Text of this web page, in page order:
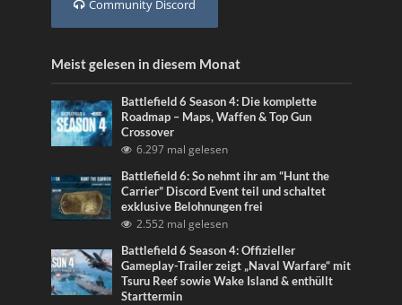
Community Discord
Meist gelesen in diesem Monat
Battlefield 6 Season 4: Die komplette
Roadmap – Maps, Waffen & Top Gun
Crossover
6.297 mal gelesen
Battlefield 6: So nehmt ihr am “Hunt the
Carrier” Discord Event teil und schaltet
exklusive Belohnungen frei
2.552 mal gelesen
Battlefield 6 Season 4: Offizieller
Gameplay-Trailer zeigt „Naval Warfare“ mit
Tsuru Reef sowie Wake Island & enthüllt
Starttermin